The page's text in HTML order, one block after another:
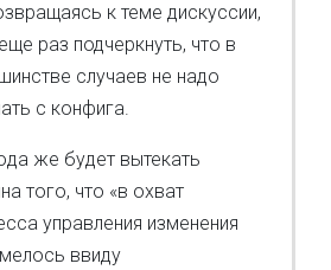
к теме дискуссии,
раз подчеркнуть, что в
случаев не надо
с конфига.
же будет вытекать
того, что «в охват
управления изменения
ввиду